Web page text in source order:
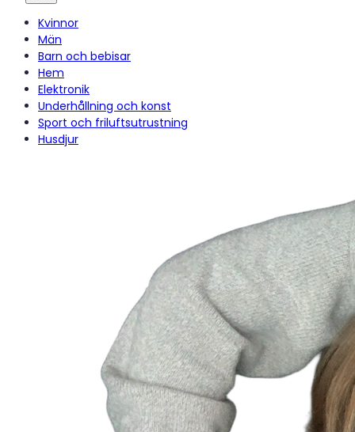
Kvinnor
Män
Barn och bebisar
Hem
Elektronik
Underhållning och konst
Sport och friluftsutrustning
Husdjur